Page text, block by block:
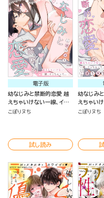
電子版
幼なじみと禁断的恋愛 越
えちゃいけない一線、イっ
ちゃって… （2）
こぽりヌち
試し読み
幼なじみ
えちゃい
ちゃって…
こぽりヌち